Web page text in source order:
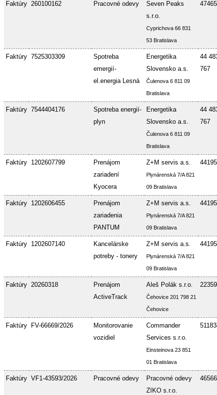
Faktúry 260100162 Pracovné odevy
Seven Peaks
s.r.o.
Cyprichova 66 831
53 Bratislava
Faktúry 7525303309
Spotreba
emergií-
el.energia Lesná
Energetika
Slovensko a.s.
Čulenova 6 811 09
Bratislava
44
767
Faktúry 7544404176
Spotreba energií-
plyn
Energetika
Slovensko a.s.
Čulenova 6 811 09
Bratislava
44
767
Faktúry 1202607799
Prenájom
zariadení
Kyocera
Z+M servis a.s.
Plynárenská 7/A 821
09 Bratislava
Faktúry 1202606455
Prenájom
zariadenia
PANTUM
Z+M servis a.s.
Plynárenská 7/A 821
09 Bratislava
Faktúry 1202607140
Kancelárske
potreby - tonery
Z+M servis a.s.
Plynárenská 7/A 821
09 Bratislava
Faktúry 20260318
Prenájom
ActiveTrack
Aleš Polák s.r.o.
Čehovice 201 798 21
Čehovice
Faktúry FV-66669/2026
Monitorovanie
vozidiel
Commander
Services s.r.o.
Einsteinova 23 851
01 Bratislava
Faktúry VF1-43593/2026 Pracovné odevy
Pracovné odevy
ZIKO s.r.o.